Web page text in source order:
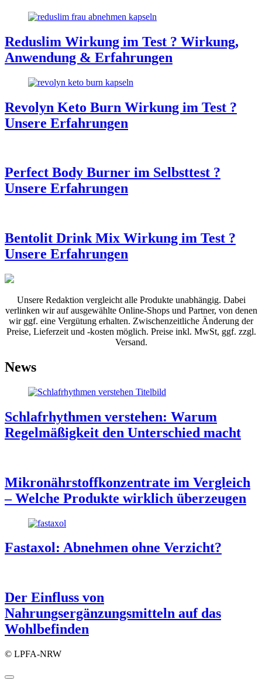
Reduslim Wirkung im Test ? Wirkung,
Anwendung & Erfahrungen
Revolyn Keto Burn Wirkung im Test ?
Unsere Erfahrungen
Perfect Body Burner im Selbsttest ?
Unsere Erfahrungen
Bentolit Drink Mix Wirkung im Test ?
Unsere Erfahrungen
Unsere Redaktion vergleicht alle Produkte unabhängig. Dabei
verlinken wir auf ausgewählte Online-Shops und Partner, von denen
wir ggf. eine Vergütung erhalten. Zwischenzeitliche Änderung der
Preise, Lieferzeit und -kosten möglich. Preise inkl. MwSt, ggf. zzgl.
Versand.
News
Schlafrhythmen verstehen: Warum
Regelmäßigkeit den Unterschied macht
Mikronährstoffkonzentrate im Vergleich
– Welche Produkte wirklich überzeugen
Fastaxol: Abnehmen ohne Verzicht?
Der Einfluss von
Nahrungsergänzungsmitteln auf das
Wohlbefinden
© LPFA-NRW